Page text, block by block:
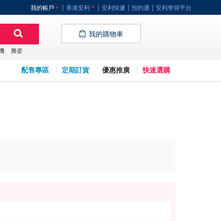
香港安利 安利快遞 預約通 安利學習平台
我的帳戶
雅姿
我的購物車
配售專區 定期訂貨 優惠推廣 快速選購